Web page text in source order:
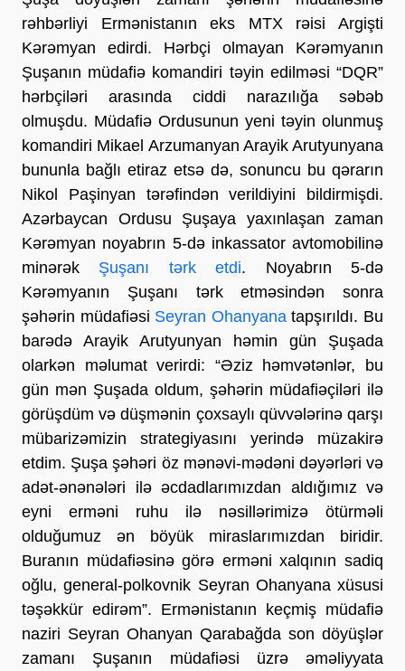
rəhbərliyi Ermənistanın eks MTX rəisi Argişti
Kərəmyan edirdi. Hərbçi olmayan Kərəmyanın
Şuşanın müdafiə komandiri təyin edilməsi “DQR”
hərbçiləri arasında ciddi narazılığa səbəb
olmuşdu. Müdafiə Ordusunun yeni təyin olunmuş
komandiri Mikael Arzumanyan Arayik Arutyunyana
bununla bağlı etiraz etsə də, sonuncu bu qərarın
Nikol Paşinyan tərəfindən verildiyini bildirmişdi.
Azərbaycan Ordusu Şuşaya yaxınlaşan zaman
Kərəmyan noyabrın 5-də inkassator avtomobilinə
minərək Şuşanı tərk etdi. Noyabrın 5-də
Kərəmyanın Şuşanı tərk etməsindən sonra
şəhərin müdafiəsi Seyran Ohanyanatapşırıldı. Bu
barədə Arayik Arutyunyan həmin gün Şuşada
olarkən məlumat verirdi: “Əziz həmvətənlər, bu
gün mən Şuşada oldum, şəhərin müdafiəçiləri ilə
görüşdüm və düşmənin çoxsaylı qüvvələrinə qarşı
mübarizəmizin strategiyasını yerində müzakirə
etdim. Şuşa şəhəri öz mənəvi-mədəni dəyərləri və
adət-ənənələri ilə əcdadlarımızdan aldığımız və
eyni erməni ruhu ilə nəsillərimizə ötürməli
olduğumuz ən böyük miraslarımızdan biridir.
Buranın müdafiəsinə görə erməni xalqının sadiq
oğlu, general-polkovnik Seyran Ohanyana xüsusi
təşəkkür edirəm”. Ermənistanın keçmiş müdafiə
naziri Seyran Ohanyan Qarabağda son döyüşlər
zamanı Şuşanın müdafiəsi üzrə əməliyyata